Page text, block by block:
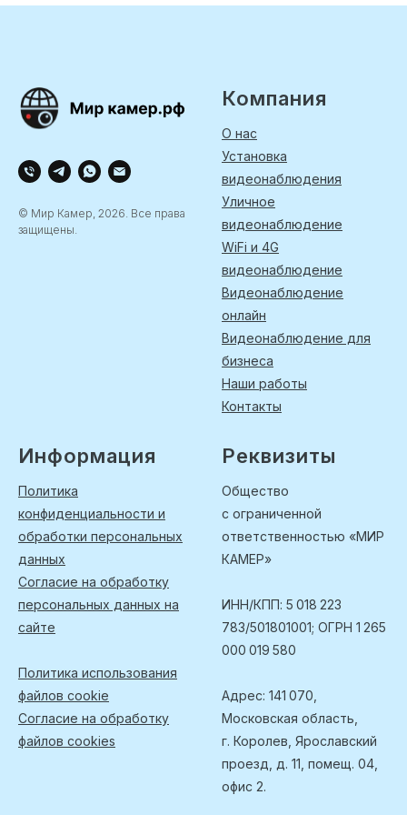
© Мир Камер, 2026. Все права
защищены.
Компания
О нас
Установка
видеонаблюдения
Уличное
видеонаблюдение
WiFi и 4G
видеонаблюдение
Видеонаблюдение
онлайн
Видеонаблюдение для
бизнеса
Наши работы
Контакты
Информация
Политика
конфиденциальности и
обработки персональных
данных
Согласие на обработку
персональных данных на
сайте
Политика использования
файлов cookie
Согласие на обработку
файлов cookies
Реквизиты
Общество
с ограниченной
ответственностью «МИР
КАМЕР»
ИНН/КПП: 5 018 223
783/501801001; ОГРН 1 265
000 019 580
Адрес: 141 070,
Московская область,
г. Королев, Ярославский
проезд, д. 11, помещ. 04,
офис 2.